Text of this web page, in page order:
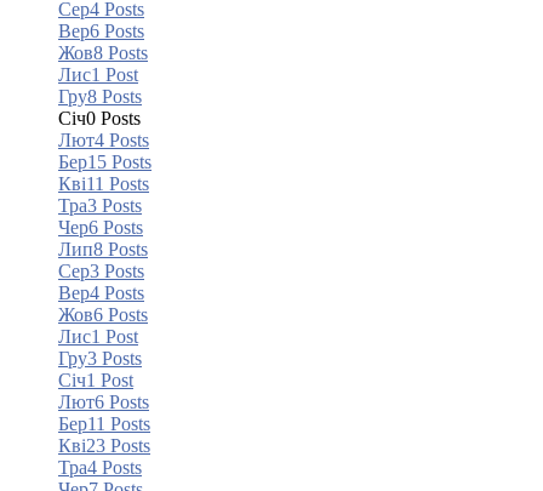
Сер4 Posts
Вер6 Posts
Жов8 Posts
Лис1 Post
Гру8 Posts
Січ0 Posts
Лют4 Posts
Бер15 Posts
Кві11 Posts
Тра3 Posts
Чер6 Posts
Лип8 Posts
Сер3 Posts
Вер4 Posts
Жов6 Posts
Лис1 Post
Гру3 Posts
Січ1 Post
Лют6 Posts
Бер11 Posts
Кві23 Posts
Тра4 Posts